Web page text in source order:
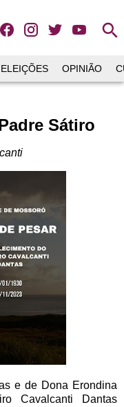
search
ELEIÇÕES OPINIÃO
Sátiro
e de Dona Erondina
Cavalcanti Dantas